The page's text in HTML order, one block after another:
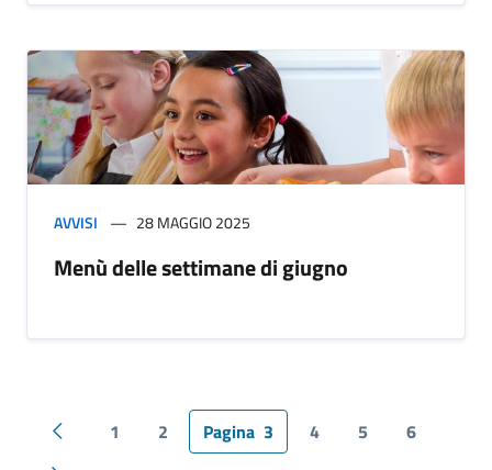
AVVISI 28 MAGGIO 2025
Menù delle settimane di giugno
Pagina precedente
1 2 Pagina 3 4 5 6